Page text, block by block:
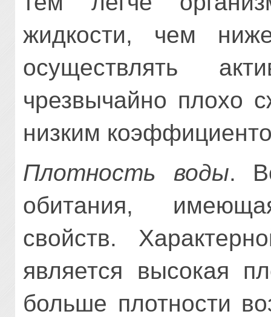
жидкости, чем
осуществлять
чрезвычайно плохо
низким
Плотность воды.
обитания,
свойств.
является высокая
больше плотности